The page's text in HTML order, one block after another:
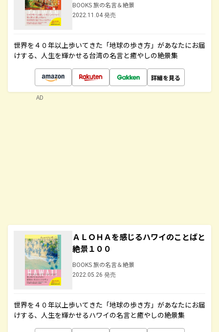
BOOKS 旅の名言＆絶景
2022.11.04 発売
世界を４０年以上歩いてきた「地球の歩き方」があなたにお届
けする、人生を輝かせる台湾の名言と癒やしの絶景集
詳細を見る
ＡＬＯＨＡを感じるハワイのことばと
絶景１００
BOOKS 旅の名言＆絶景
2022.05.26 発売
世界を４０年以上歩いてきた「地球の歩き方」があなたにお届
けする、人生を輝かせるハワイの名言と癒やしの絶景集
AD